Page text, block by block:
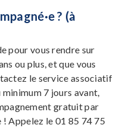
? (à
pour vous rendre sur
ou plus, et que vous
le service associatif
minimum 7 jours avant,
gratuit par
! Appelez le 01 85 74 75